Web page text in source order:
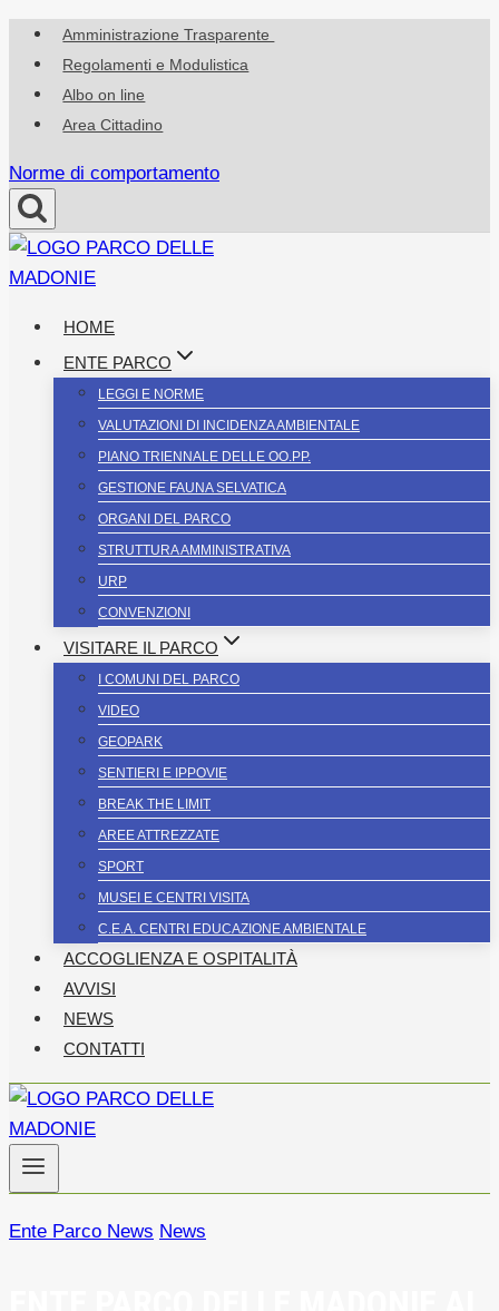
Salta
contenuto
Amministrazione Trasparente
Regolamenti e Modulistica
Albo on line
Area Cittadino
Norme di comportamento
HOME
ENTE PARCO
LEGGI E NORME
VALUTAZIONI DI INCIDENZA AMBIENTALE
PIANO TRIENNALE DELLE OO.PP.
GESTIONE FAUNA SELVATICA
ORGANI DEL PARCO
STRUTTURA AMMINISTRATIVA
URP
CONVENZIONI
VISITARE IL PARCO
I COMUNI DEL PARCO
VIDEO
GEOPARK
SENTIERI E IPPOVIE
BREAK THE LIMIT
AREE ATTREZZATE
SPORT
MUSEI E CENTRI VISITA
C.E.A. CENTRI EDUCAZIONE AMBIENTALE
ACCOGLIENZA E OSPITALITÀ
AVVISI
NEWS
CONTATTI
Ente Parco News News